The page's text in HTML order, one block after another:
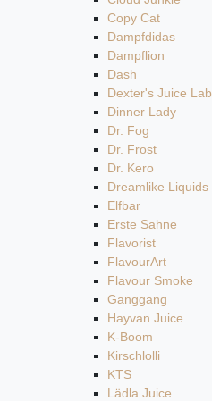
Copy Cat
Dampfdidas
Dampflion
Dash
Dexter's Juice Lab
Dinner Lady
Dr. Fog
Dr. Frost
Dr. Kero
Dreamlike Liquids
Elfbar
Erste Sahne
Flavorist
FlavourArt
Flavour Smoke
Ganggang
Hayvan Juice
K-Boom
Kirschlolli
KTS
Lädla Juice